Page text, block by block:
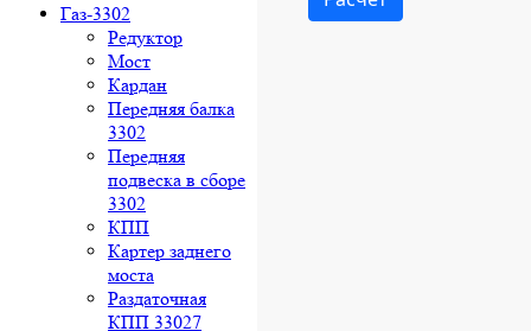
Газ-3302
Редуктор
Мост
Кардан
Передняя балка
3302
Передняя
подвеска в сборе
3302
КПП
Картер заднего
моста
Раздаточная
КПП 33027